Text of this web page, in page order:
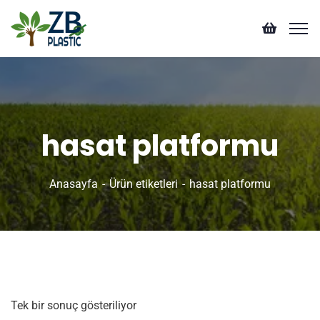
hasat platformu
Anasayfa Ürün etiketleri hasat platformu
Tek bir sonuç gösteriliyor